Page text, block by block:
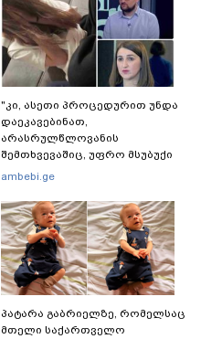
"კი, ასეთი პროცედურით უნდა
დაეკავებინათ,
არასრულწლოვანის
შემთხვევაშიც, უფრო მსუბუქი
ვარიანტი ძნელი
რატომ აღსრულდა განჩინება
ღამე" - იურისტები
ambebi.ge
პატარა გაბრიელზე, რომელსაც
მთელი საქართველო